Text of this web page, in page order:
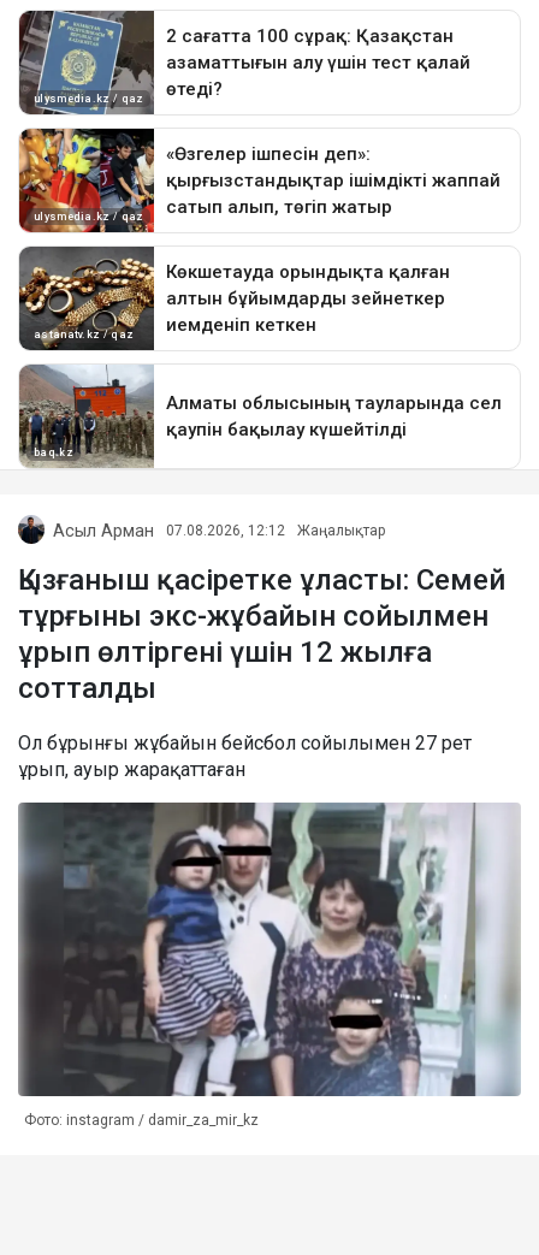
Асыл Арман 07.08.2026, 12:12 Жаңалықтар
Қызғаныш қасіретке ұласты: Семей
тұрғыны экс-жұбайын сойылмен
ұрып өлтіргені үшін 12 жылға
сотталды
Ол бұрынғы жұбайын бейсбол сойылымен 27 рет
ұрып, ауыр жарақаттаған
Фото: instagram / damir_za_mir_kz